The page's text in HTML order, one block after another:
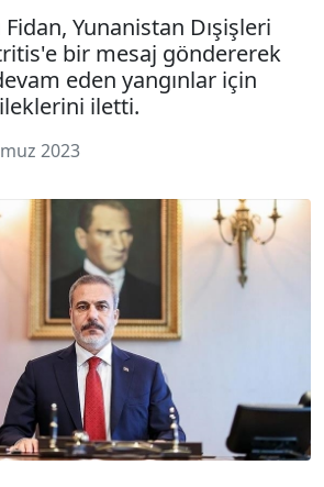
Fidan, Yunanistan Dışişleri
bir mesaj göndererek
eden yangınlar için
iletti.
2023